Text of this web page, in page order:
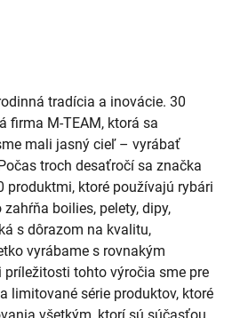
tradícia a inovácie. 30
firma M-TEAM, ktorá sa
mali jasný cieľ – vyrábať
troch desaťročí sa značka
ktoré používajú rybári
boilies, pelety, dipy,
s dôrazom na kvalitu,
vyrábame s rovnakým
tohto výročia sme pre
limitované série produktov, ktoré